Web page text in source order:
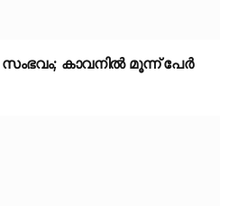
കാവനിൽ മൂന്ന് പേർ